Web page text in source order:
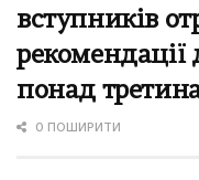
вступників
рекомендації
понад
0 ПОШИРИТИ